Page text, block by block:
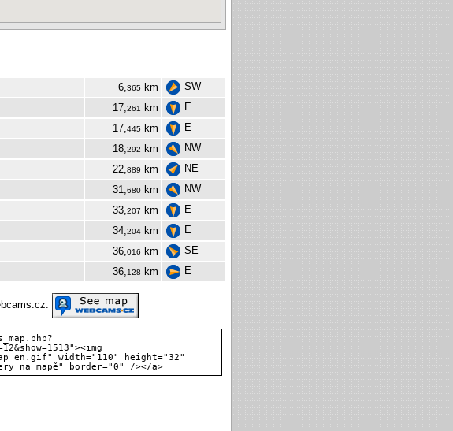
6, 365 km
SW
17, 261 km
E
17, 445 km
E
18, 292 km
NW
22, 889 km
NE
31, 680 km
NW
33, 207 km
E
34, 204 km
E
36, 016 km
SE
36, 128 km E
width="110" height="32"
na mapě" border="0" /></a>